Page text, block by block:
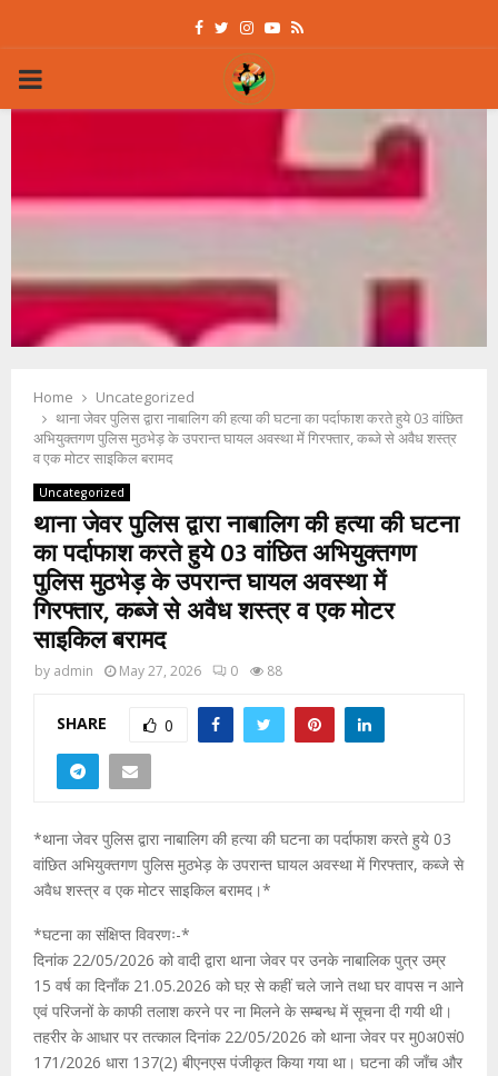
Facebook
Twitter
Instagram
Youtube
Rss
PRIMARY
Home
Uncategorized
थाना जेवर पुलिस द्वारा नाबालिग की हत्या की घटना का पर्दाफाश करते हुये 03 वांछित
अभियुक्तगण पुलिस मुठभेड़ के उपरान्त घायल अवस्था में गिरफ्तार, कब्जे से अवैध शस्त्र
व एक मोटर साइकिल बरामद
Uncategorized
थाना जेवर पुलिस द्वारा नाबालिग की हत्या की घटना
का पर्दाफाश करते हुये 03 वांछित अभियुक्तगण
पुलिस मुठभेड़ के उपरान्त घायल अवस्था में
गिरफ्तार, कब्जे से अवैध शस्त्र व एक मोटर
साइकिल बरामद
by admin May 27, 2026 0 88
SHARE 0
*थाना जेवर पुलिस द्वारा नाबालिग की हत्या की घटना का पर्दाफाश करते हुये 03
वांछित अभियुक्तगण पुलिस मुठभेड़ के उपरान्त घायल अवस्था में गिरफ्तार, कब्जे से
अवैध शस्त्र व एक मोटर साइकिल बरामद।*
*घटना का संक्षिप्त विवरणः-*
दिनांक 22/05/2026 को वादी द्वारा थाना जेवर पर उनके नाबालिक पुत्र उम्र
15 वर्ष का दिनाँक 21.05.2026 को घऱ से कहीं चले जाने तथा घर वापस न आने
एवं परिजनों के काफी तलाश करने पर ना मिलने के सम्बन्ध में सूचना दी गयी थी।
तहरीर के आधार पर तत्काल दिनांक 22/05/2026 को थाना जेवर पर मु0अ0सं0
171/2026 धारा 137(2) बीएनएस पंजीकृत किया गया था। घटना की जाँच और